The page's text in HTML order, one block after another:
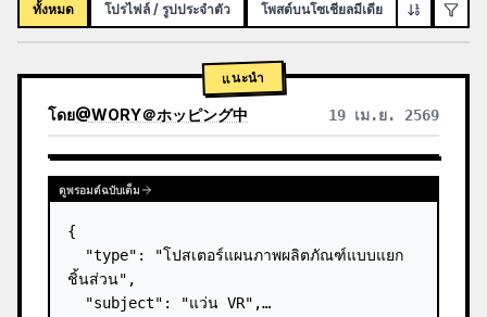
ทั้งหมด โปรไฟล์ / รูปประจำตัว โพสต์บนโซเชียลมีเดีย อินโฟกราฟิก
แนะนำ
โดย@WORY＠ホッピング中 19 เม.ย. 2569
ดูพรอมต์ฉบับเต็ม
{
  "type": "โปสเตอร์แผนภาพผลิตภัณฑ์แบบแยก
ชิ้นส่วน",
  "subject": "แว่น VR",